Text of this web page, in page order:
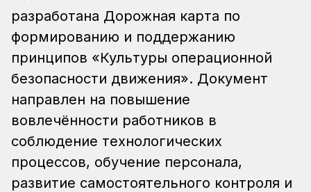
разработана Дорожная карта по
формированию и поддержанию
принципов «Культуры операционной
безопасности движения». Документ
направлен на повышение
вовлечённости работников в
соблюдение технологических
процессов, обучение персонала,
развитие самостоятельного контроля и